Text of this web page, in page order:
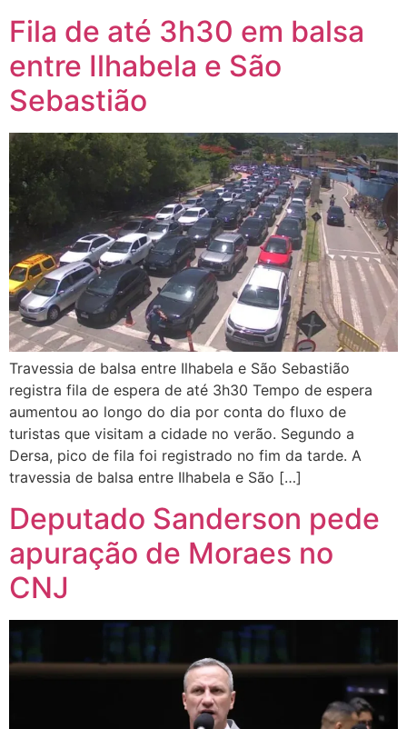
Fila de até 3h30 em balsa
entre Ilhabela e São
Sebastião
Travessia de balsa entre Ilhabela e São Sebastião
registra fila de espera de até 3h30 Tempo de espera
aumentou ao longo do dia por conta do fluxo de
turistas que visitam a cidade no verão. Segundo a
Dersa, pico de fila foi registrado no fim da tarde. A
travessia de balsa entre Ilhabela e São […]
Deputado Sanderson pede
apuração de Moraes no
CNJ